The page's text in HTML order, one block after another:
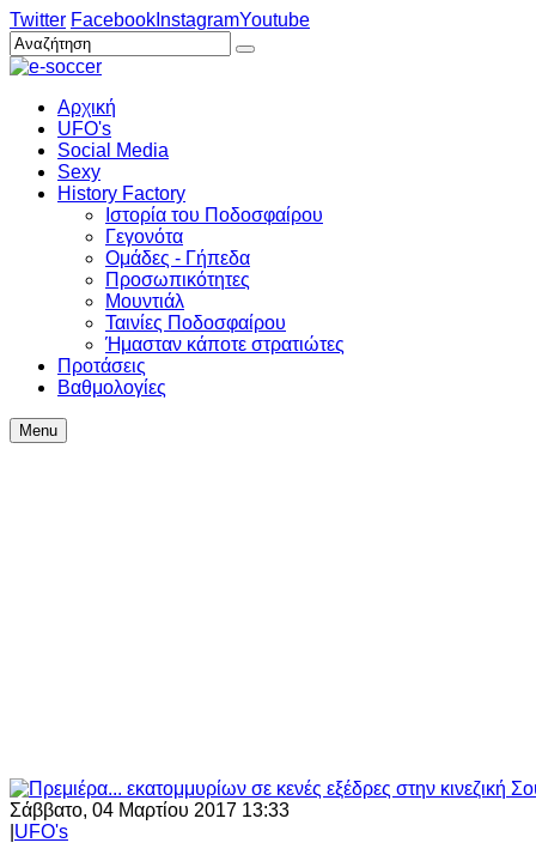
Twitter Facebook InstagramYoutube
Αρχική
UFO's
Social Media
Sexy
History Factory
Ιστορία του Ποδοσφαίρου
Γεγονότα
Ομάδες - Γήπεδα
Προσωπικότητες
Μουντιάλ
Ταινίες Ποδοσφαίρου
Ήμασταν κάποτε στρατιώτες
Προτάσεις
Βαθμολογίες
Menu
Σάββατο, 04 Μαρτίου 2017 13:33
UFO's